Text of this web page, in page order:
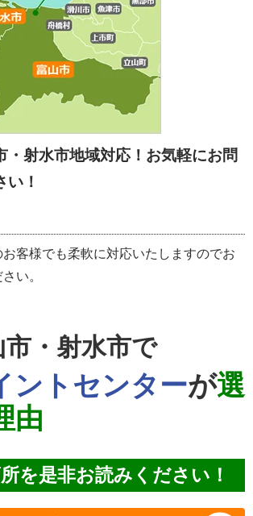
・射水市地域対応！お気軽にお問
い！
客様でも柔軟に対応いたしますのでお
い。
市・射水市で
ントセンターが選
由
を是非お読みください！